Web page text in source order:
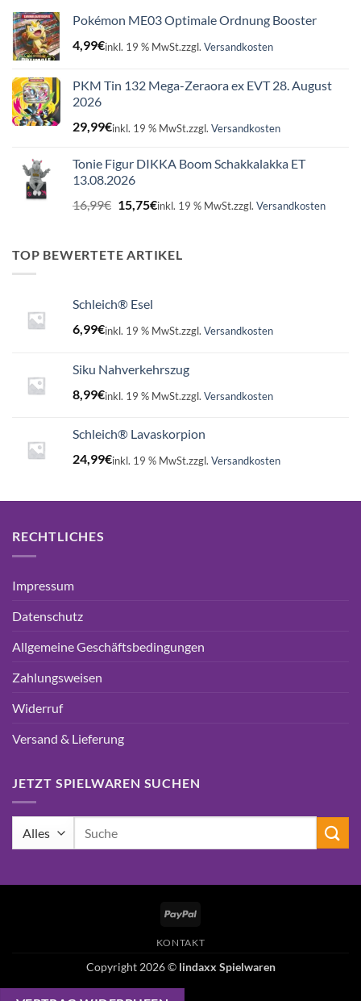
Pokémon ME03 Optimale Ordnung Booster
4,99€inkl. 19 % MwSt.zzgl. Versandkosten
PKM Tin 132 Mega-Zeraora ex EVT 28. August
2026
29,99€inkl. 19 % MwSt.zzgl. Versandkosten
Tonie Figur DIKKA Boom Schakkalakka ET
13.08.2026
16,99€ Ursprünglicher
Preis
16,99€
15,75€Aktueller
15,75€.
inkl. 19 % MwSt.zzgl. Versandkosten
TOP BEWERTETE ARTIKEL
Schleich® Esel
6,99€inkl. 19 % MwSt.zzgl. Versandkosten
Siku Nahverkehrszug
8,99€inkl. 19 % MwSt.zzgl. Versandkosten
Schleich® Lavaskorpion
24,99€inkl. 19 % MwSt.zzgl. Versandkosten
RECHTLICHES
Impressum
Datenschutz
Allgemeine Geschäftsbedingungen
Zahlungsweisen
Widerruf
Versand & Lieferung
JETZT SPIELWAREN SUCHEN
PayPal
KONTAKT
Copyright 2026 © lindaxx Spielwaren